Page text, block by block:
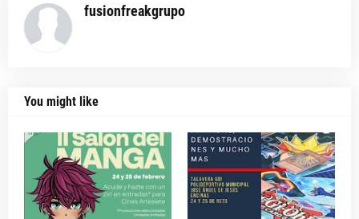
fusionfreakgrupo
You might like